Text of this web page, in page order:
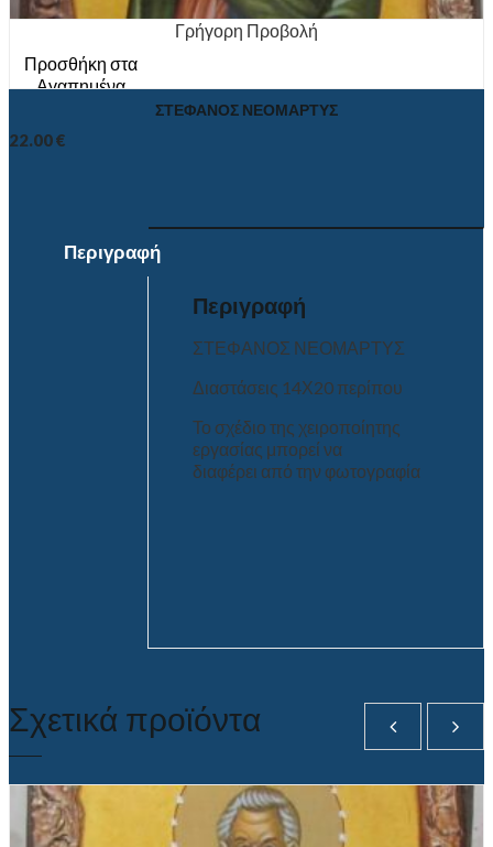
Γρήγορη Προβολή
Προσθήκη στα
Αγαπημένα
ΣΤΕΦΑΝΟΣ ΝΕΟΜΑΡΤΥΣ
22.00€
Περιγραφή
Περιγραφή
ΣΤΕΦΑΝΟΣ ΝΕΟΜΑΡΤΥΣ
Διαστάσεις 14Χ20 περίπου
Το σχέδιο της χειροποίητης
εργασίας μπορεί να
διαφέρει από την φωτογραφία
Σχετικά προϊόντα